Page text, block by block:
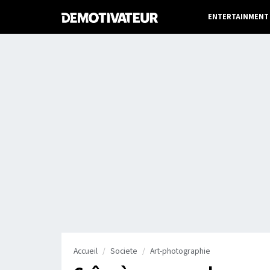
ENTERTAINMENT
Accueil Societe Art-photographie